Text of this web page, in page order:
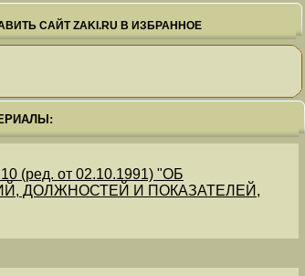
САЙТ ZAKI.RU В ИЗБРАННОЕ
(ред. от 02.10.1991) "ОБ
ДОЛЖНОСТЕЙ И ПОКАЗАТЕЛЕЙ,